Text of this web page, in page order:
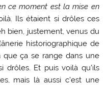
ce moment est la mise en
Ils étaient si drôles ces
bien, justement, venus du
historiographique de
que ça se range dans une
drôles. Et puis voilà qu’ils
mais là aussi c’est une